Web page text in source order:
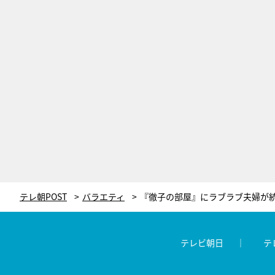
テレ朝POST バラエティ
テレビ朝日 テ